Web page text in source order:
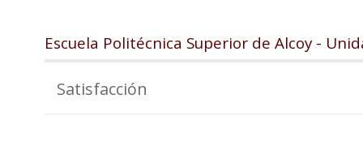
Escuela Politécnica Superior de Alcoy -
Satisfacción